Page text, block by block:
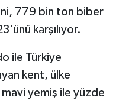
779 bin ton biber
karşılıyor.
ile Türkiye
kent, ülke
yemiş ile yüzde